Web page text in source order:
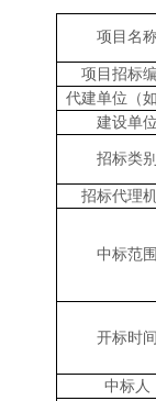
项目名
项目招标
代建单位（
建设单
招标类
招标代理
中标范
开标时
中标人